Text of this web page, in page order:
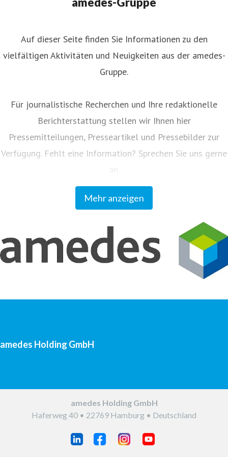
+49 172 166 08 43
Mehr anzeigen
Auf dieser Seite finden Sie Informationen zu den
vielfältigen Aktivitäten und Neuigkeiten aus der amedes-
Gruppe.
Für journalistische Recherchen und Ihre redaktionelle
Berichterstattung stellen wir Ihnen hier
Pressemitteilungen, Presseartikel und Pressebilder zur
Verfügung. Fehlt eine Information? Sprechen Sie uns gerne
Unser Kundenmagazin "amedes update" informiert
aus dem Unternehmen. Sie können das Magazin auf
www.amedes-group.com abonnieren.
amedes Holding GmbH